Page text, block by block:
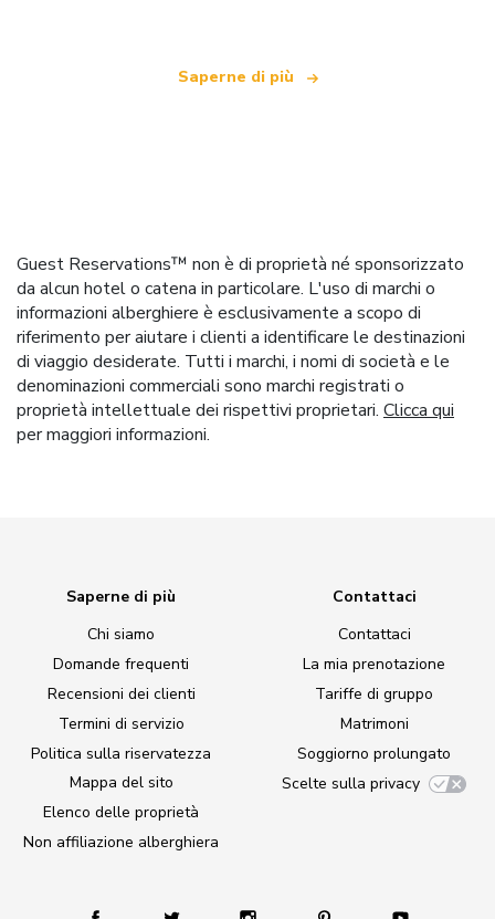
Saperne di più
Guest Reservations™ non è di proprietà né sponsorizzato
da alcun hotel o catena in particolare. L'uso di marchi o
informazioni alberghiere è esclusivamente a scopo di
riferimento per aiutare i clienti a identificare le destinazioni
di viaggio desiderate. Tutti i marchi, i nomi di società e le
denominazioni commerciali sono marchi registrati o
proprietà intellettuale dei rispettivi proprietari. Clicca qui
per maggiori informazioni.
Saperne di più
Chi siamo
Domande frequenti
Recensioni dei clienti
Termini di servizio
Politica sulla riservatezza
Mappa del sito
Elenco delle proprietà
Non affiliazione alberghiera
Contattaci
Contattaci
La mia prenotazione
Tariffe di gruppo
Matrimoni
Soggiorno prolungato
Scelte sulla privacy